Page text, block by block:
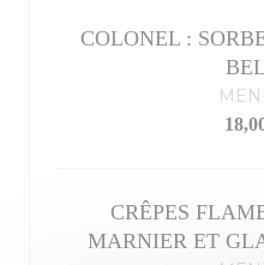
COLONEL :
CRÊPES
MARNIER ET